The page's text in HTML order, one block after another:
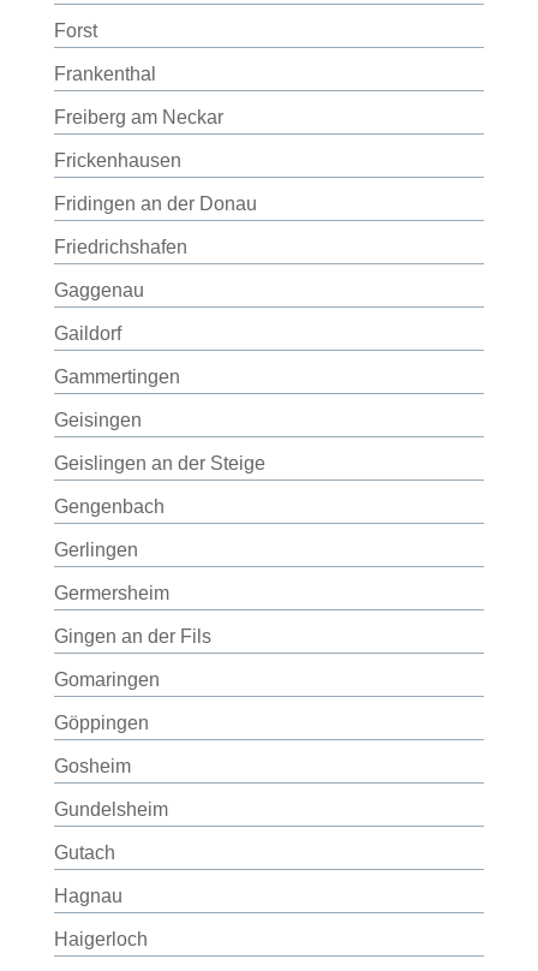
Forst
Frankenthal
Freiberg am Neckar
Frickenhausen
Fridingen an der Donau
Friedrichshafen
Gaggenau
Gaildorf
Gammertingen
Geisingen
Geislingen an der Steige
Gengenbach
Gerlingen
Germersheim
Gingen an der Fils
Gomaringen
Göppingen
Gosheim
Gundelsheim
Gutach
Hagnau
Haigerloch